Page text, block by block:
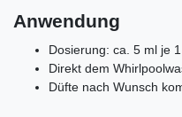
Anwendung
Dosierung: ca. 5 ml je
Direkt dem
Düfte nach Wunsch